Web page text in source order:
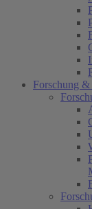
Forschung &